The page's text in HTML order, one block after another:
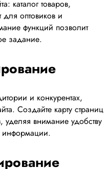
каталог товаров,
оптовиков и
функций позволит
задание.
и конкурентах,
Создайте карту страниц
внимание удобству
информации.